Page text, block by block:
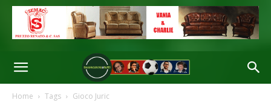
Home Tags Gioco Juric